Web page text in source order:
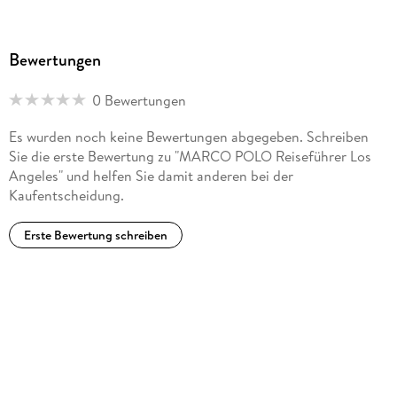
Bewertungen
0 Bewertungen
Es wurden noch keine Bewertungen abgegeben. Schreiben
Sie die erste Bewertung zu "MARCO POLO Reiseführer Los
Angeles" und helfen Sie damit anderen bei der
Kaufentscheidung.
Erste Bewertung schreiben